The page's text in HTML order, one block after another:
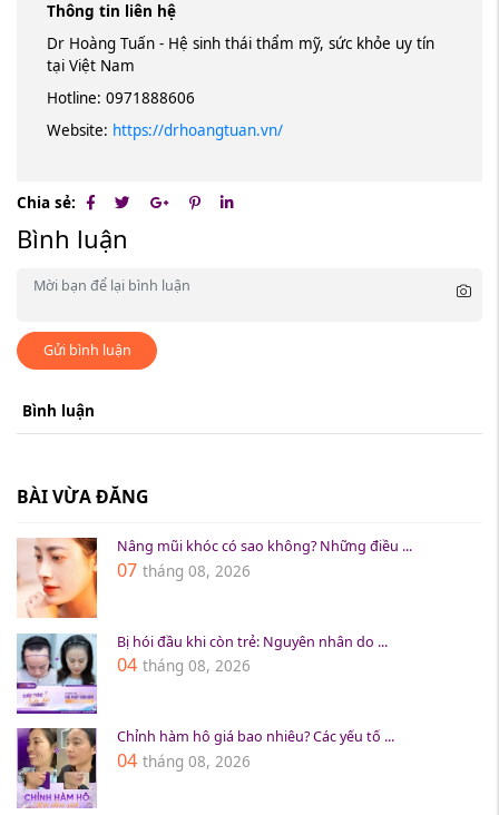
Thông tin liên hệ
Dr Hoàng Tuấn - Hệ sinh thái thẩm mỹ, sức khỏe uy tín
tại Việt Nam
Hotline: 0971888606
Website: https://drhoangtuan.vn/
Chia sẻ:
Bình luận
Gửi bình luận
Bình luận
BÀI VỪA ĐĂNG
Nâng mũi khóc có sao không? Những điều ...
07 tháng 08, 2026
Bị hói đầu khi còn trẻ: Nguyên nhân do ...
04 tháng 08, 2026
Chỉnh hàm hô giá bao nhiêu? Các yếu tố ...
04 tháng 08, 2026